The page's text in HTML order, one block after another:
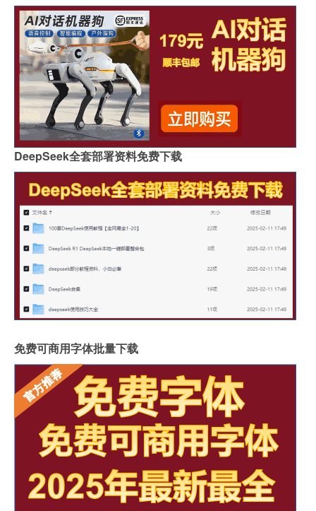
DeepSeek全套部署资料免费下载
免费可商用字体批量下载